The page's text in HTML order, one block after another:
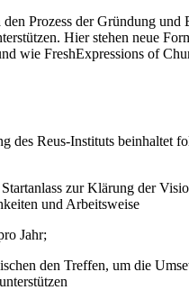
den Prozess der Gründung und
Hier stehen neue
wie FreshExpressions of
des Reus-Instituts beinhaltet
zur Klärung der
und Arbeitsweise
Jahr;
den Treffen, um die